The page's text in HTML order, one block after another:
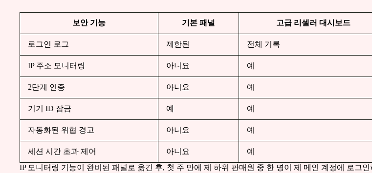
보안 기능 기본 패널 고급 리셀러 대시보드
로그인 로그 제한된 전체 기록
IP 주소 모니터링 아니요 예
2단계 인증 아니요 예
기기 ID 잠금 예 예
자동화된 위협 경고 아니요 예
세션 시간 초과 제어 아니요
예
IP 모니터링 기능이 완비된 패널로 옮긴 후, 첫 주 만에 제 하위 판매원 중 한 명이 제 메인 계정에 로그인